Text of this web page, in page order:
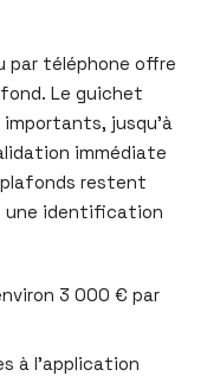
par téléphone offre
Le guichet
jusqu’à
immédiate
plafonds restent
une identification
3 000 € par
à l’application